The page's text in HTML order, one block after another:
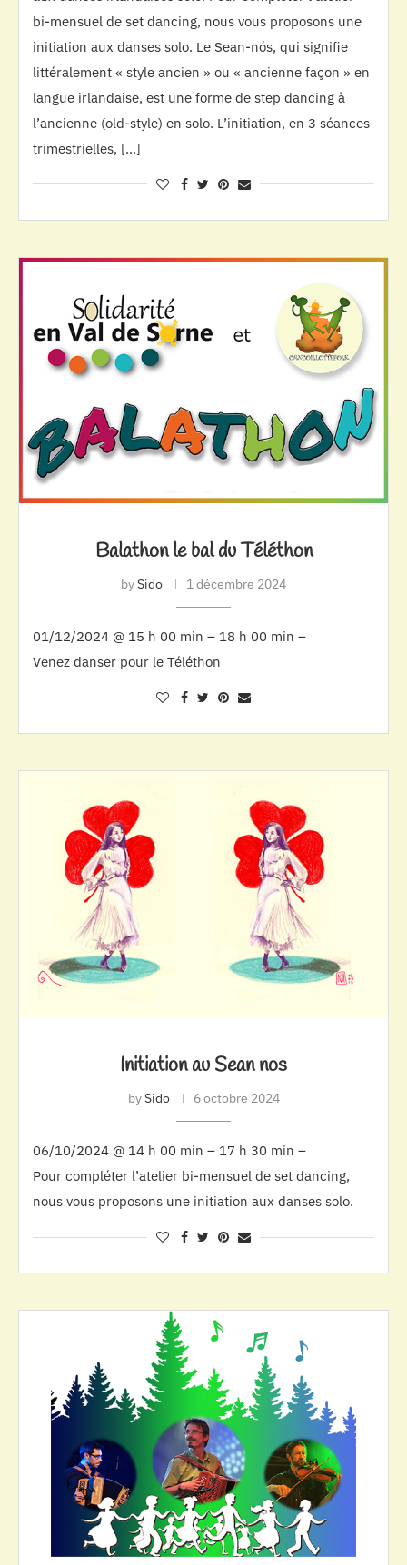
bi-mensuel de set dancing, nous vous proposons une
initiation aux danses solo. Le Sean-nós, qui signifie
littéralement « style ancien » ou « ancienne façon » en
langue irlandaise, est une forme de step dancing à
l’ancienne (old-style) en solo. L’initiation, en 3 séances
trimestrielles, […]
Balathon le bal du Téléthon
bySido 1 décembre 2024
01/12/2024 @ 15 h 00 min – 18 h 00 min –
Venez danser pour le Téléthon
Initiation au Sean nos
bySido 6 octobre 2024
06/10/2024 @ 14 h 00 min – 17 h 30 min –
Pour compléter l’atelier bi-mensuel de set dancing,
nous vous proposons une initiation aux danses solo.